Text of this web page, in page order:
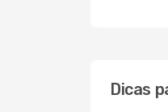
Dicas